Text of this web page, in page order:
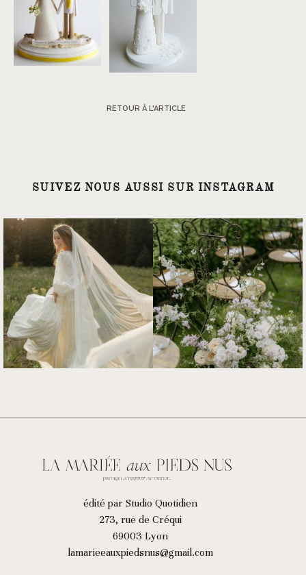
RETOUR À L'ARTICLE
SUIVEZ NOUS AUSSI SUR INSTAGRAM
édité par Studio Quotidien
273, rue de Créqui
69003 Lyon
lamarieeauxpiedsnus@gmail.com